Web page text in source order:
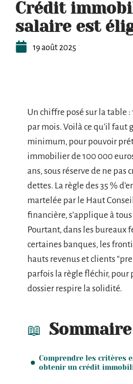
Crédit
salaire est
19 août 2025
Un chiffre posé sur la table :
par mois. Voilà ce qu’il faut
minimum, pour pouvoir
immobilier de 100 000
ans, sous réserve de ne pas
dettes. La règle des 35 %
martelée par le Haut
financière, s’applique à
Pourtant, dans les bureaux
certaines banques, les
hauts revenus et clients
parfois la règle fléchir, pour
dossier respire la solidité.
Sommaire
Comprendre les critères
obtenir un crédit